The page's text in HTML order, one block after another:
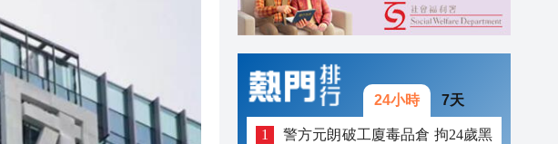
24小時 7天
警方元朗破工廈毒品倉 拘24歲黑